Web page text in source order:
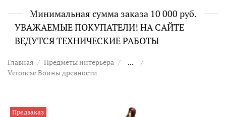
Минимальная сумма заказа 10 000 руб.
УВАЖАЕМЫЕ ПОКУПАТЕЛИ! НА САЙТЕ
ВЕДУТСЯ ТЕХНИЧЕСКИЕ РАБОТЫ
Главная Предметы интерьера
...
Veronese Воины древности
Предзаказ